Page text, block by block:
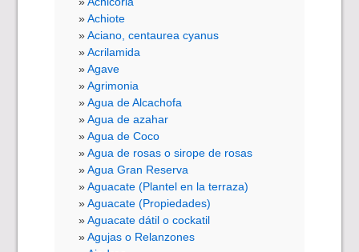
Achiote
Aciano, centaurea cyanus
Acrilamida
Agave
Agrimonia
Agua de Alcachofa
Agua de azahar
Agua de Coco
Agua de rosas o sirope de rosas
Agua Gran Reserva
Aguacate (Plantel en la terraza)
Aguacate (Propiedades)
Aguacate dátil o cockatil
Agujas o Relanzones